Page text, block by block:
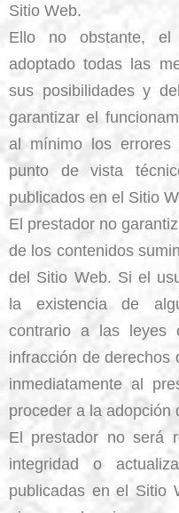
Sitio Web.
Ello no obstante, el
adoptado todas las
sus posibilidades y
garantizar el
al mínimo los
punto de vista
publicados en el Sitio
El prestador no
de los contenidos
del Sitio Web. Si el
la existencia de
contrario a las leyes
infracción de derechos
inmediatamente al
proceder a la adopción
El prestador no será
integridad o
publicadas en el Sitio